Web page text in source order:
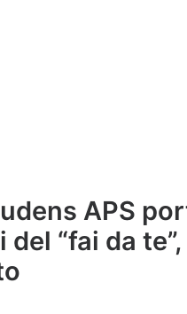
APS
“fai da